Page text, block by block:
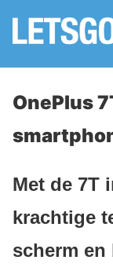
OnePlus
Met de 7T
krachtige
scherm en